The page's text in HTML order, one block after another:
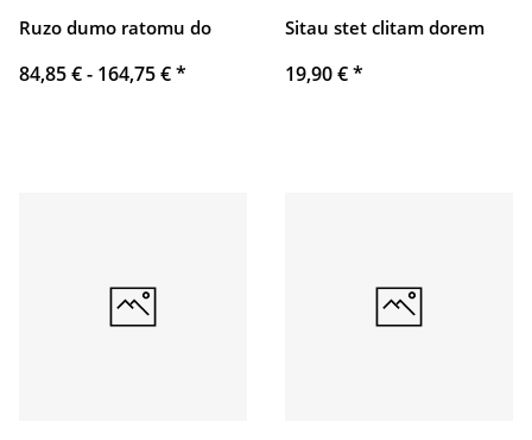
Ruzo dumo ratomu do
84,85 € - 164,75 €*
Sitau stet clitam dorem
19,90 €*